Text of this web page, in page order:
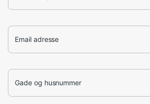
Email adresse
Gade og husnummer